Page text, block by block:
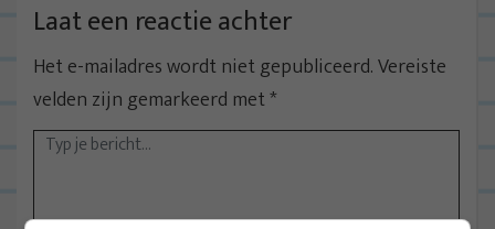
t
a
v
i
a
Laat een reactie achter
Het e-mailadres wordt niet gepubliceerd.Vereiste
velden zijn gemarkeerd met*